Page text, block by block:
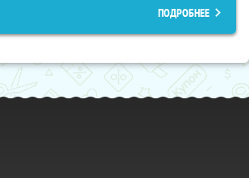
ПОДРОБНЕЕ